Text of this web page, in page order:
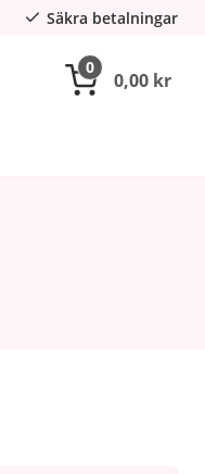
Säkra betalningar
0
0,00 kr